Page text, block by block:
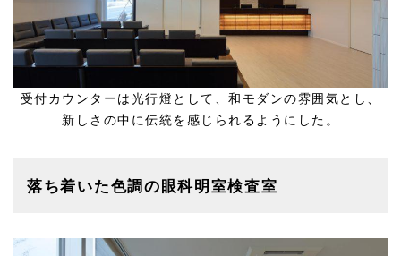
受付カウンターは光行燈として、和モダンの雰囲気とし、
新しさの中に伝統を感じられるようにした。
落ち着いた色調の眼科明室検査室